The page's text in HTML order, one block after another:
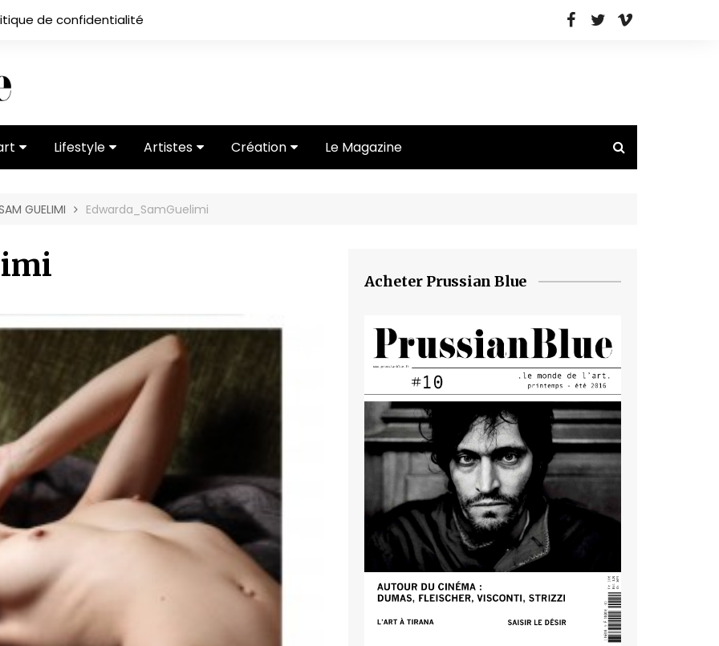
de confidentialité
Lifestyle
Mode
Artistes
Entretiens
Création Le Magazine
GUELIMI Edwarda_SamGuelimi
Acheter Prussian Blue